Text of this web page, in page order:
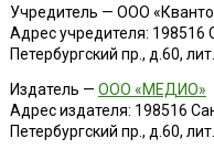
Учредитель — ООО
Адрес учредителя: 198516
Петербургский пр., д.60,
Издатель — ООО «МЕДИО»
Адрес издателя: 198516
Петербургский пр., д.60,